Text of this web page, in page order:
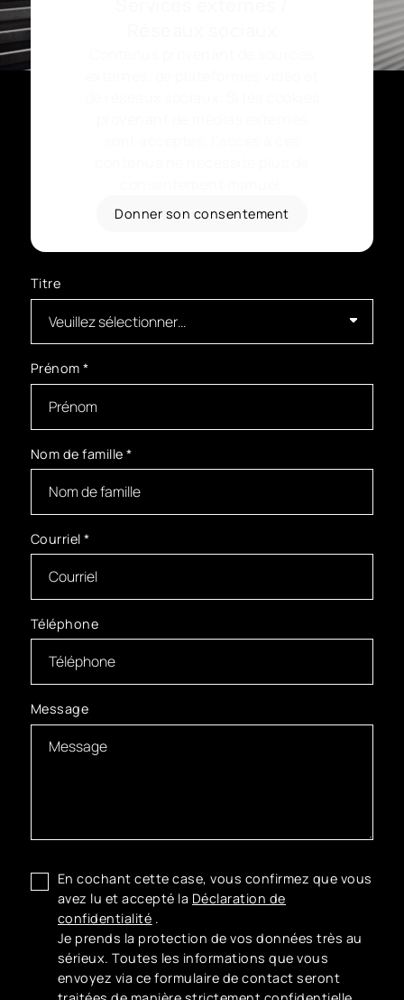
Donner son consentement
Titre
Prénom*
Nom de famille*
Courriel*
Téléphone
Message
En cochant cette case, vous confirmez que vous
avez lu et accepté la Déclaration de
confidentialité .
Je prends la protection de vos données très au
sérieux. Toutes les informations que vous
envoyez via ce formulaire de contact seront